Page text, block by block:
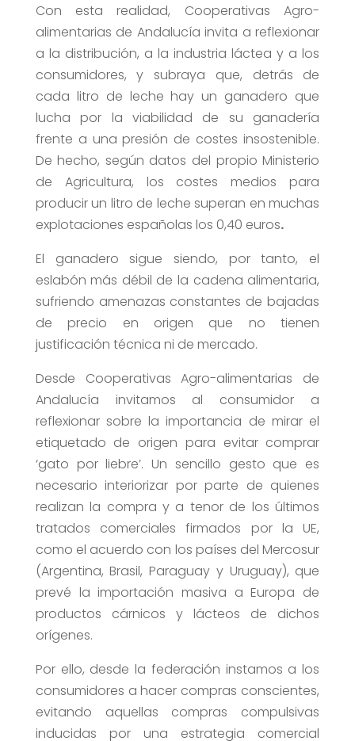
Con esta realidad, Cooperativas Agro-
alimentarias de Andalucía invita a reflexionar
a la distribución, a la industria láctea y a los
consumidores, y subraya que, detrás de
cada litro de leche hay un ganadero que
lucha por la viabilidad de su ganadería
frente a una presión de costes insostenible.
De hecho, según datos del propio Ministerio
de Agricultura, los costes medios para
producir un litro de leche superan en muchas
explotaciones españolas los 0,40 euros.
El ganadero sigue siendo, por tanto, el
eslabón más débil de la cadena alimentaria,
sufriendo amenazas constantes de bajadas
de precio en origen que no tienen
justificación técnica ni de mercado.
Desde Cooperativas Agro-alimentarias de
Andalucía invitamos al consumidor a
reflexionar sobre la importancia de mirar el
etiquetado de origen para evitar comprar
‘gato por liebre’. Un sencillo gesto que es
necesario interiorizar por parte de quienes
realizan la compra y a tenor de los últimos
tratados comerciales firmados por la UE,
como el acuerdo con los países del Mercosur
(Argentina, Brasil, Paraguay y Uruguay), que
prevé la importación masiva a Europa de
productos cárnicos y lácteos de dichos
orígenes.
Por ello, desde la federación instamos a los
consumidores a hacer compras conscientes,
evitando aquellas compras compulsivas
inducidas por una estrategia comercial